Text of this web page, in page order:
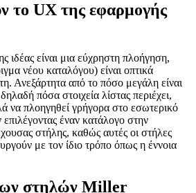
διεπαφής χρήστη, όπως η εταιρεία
τον Steve Jobs.
το UX της εφαρμογής
ιδέας είναι μια εύχρηστη πλοήγηση,
νέου καταλόγου) είναι οπτικά
Ανεξάρτητα από το πόσο μεγάλη είναι
πόσα στοιχεία λίστας περιέχει,
να πλοηγηθεί γρήγορα στο εσωτερικό
έναν κατάλογο στην
με τον ίδιο τρόπο όπως η έννοια